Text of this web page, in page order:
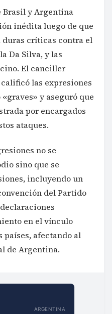
Brasil y Argentina
inédita luego de que
críticas contra el
Da Silva, y las
El canciller
las expresiones
y aseguró que
por encargados
ataques.
no se
sino que se
incluyendo un
del Partido
en el vínculo
afectando al
de Argentina.
ARGENTINA